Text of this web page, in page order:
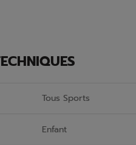
Tous Sports
Enfant